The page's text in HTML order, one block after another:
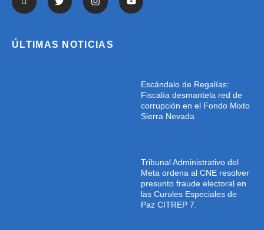
ÚLTIMAS NOTICIAS
Escándalo de Regalías:
Fiscalía desmantela red de
corrupción en el Fondo Mixto
Sierra Nevada
Tribunal Administrativo del
Meta ordena al CNE resolver
presunto fraude electoral en
las Curules Especiales de
Paz CITREP 7.